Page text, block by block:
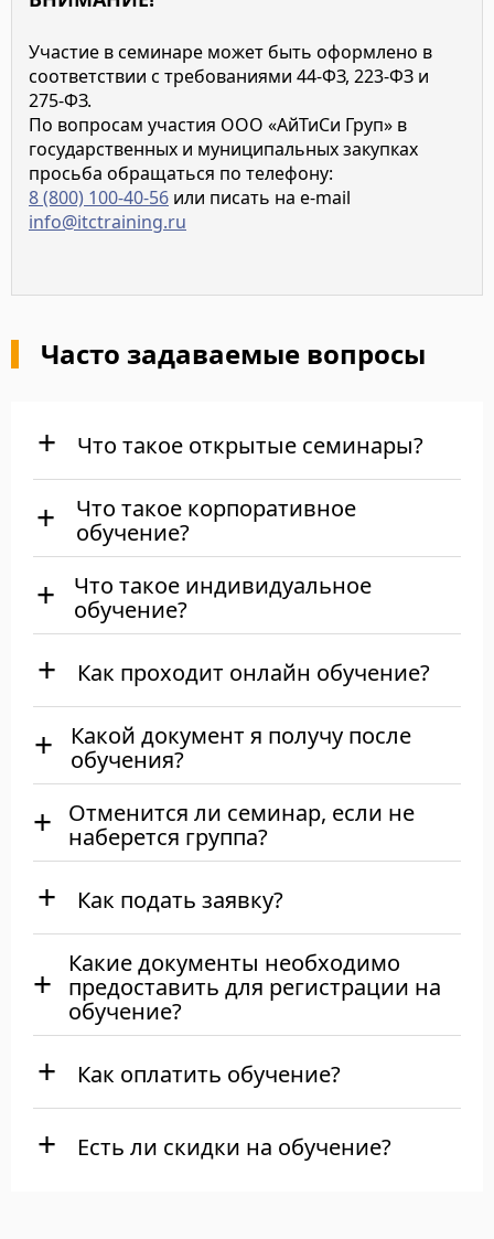
Участие в семинаре может быть оформлено в
соответствии с требованиями 44-ФЗ, 223-ФЗ и
275-ФЗ.
По вопросам участия ООО «АйТиСи Груп» в
государственных и муниципальных закупках
просьба обращаться по телефону:
8 (800) 100-40-56 или писать на e-mail
info@itctraining.ru
Часто задаваемые вопросы
Что такое открытые семинары?
Что такое корпоративное
обучение?
Что такое индивидуальное
обучение?
Как проходит онлайн обучение?
Какой документ я получу после
обучения?
Отменится ли семинар, если не
наберется группа?
Как подать заявку?
Какие документы необходимо
предоставить для регистрации на
обучение?
Как оплатить обучение?
Есть ли скидки на обучение?